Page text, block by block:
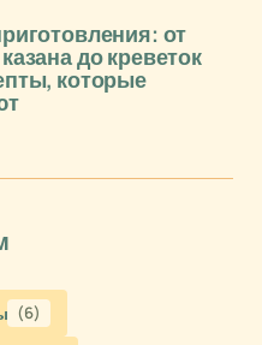
от
до креветок
которые
(6)